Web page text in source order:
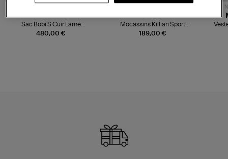
480,00 €
JEROME DREYFUSS
Sac Bobi S Cuir Lamé
Champagne
189,00 €
TORAL
Mocassins Killian Sport
Mousse